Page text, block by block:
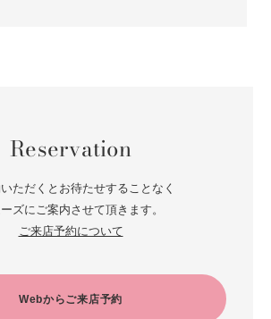
Reservation
ただくとお待たせすることなく
ズにご案内させて頂きます。
ご来店予約について
Webからご来店予約